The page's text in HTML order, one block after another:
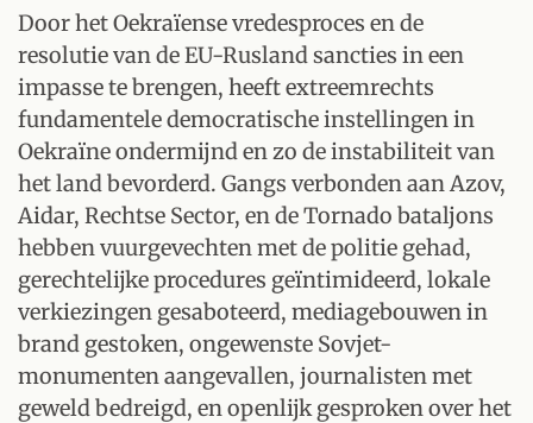
Door het Oekraïense vredesproces en de
resolutie van de EU-Rusland sancties in een
impasse te brengen, heeft extreemrechts
fundamentele democratische instellingen in
Oekraïne ondermijnd en zo de instabiliteit van
het land bevorderd. Gangs verbonden aan Azov,
Aidar, Rechtse Sector, en de Tornado bataljons
hebben vuurgevechten met de politie gehad,
gerechtelijke procedures geïntimideerd, lokale
verkiezingen gesaboteerd, mediagebouwen in
brand gestoken, ongewenste Sovjet-
monumenten aangevallen, journalisten met
geweld bedreigd, en openlijk gesproken over het